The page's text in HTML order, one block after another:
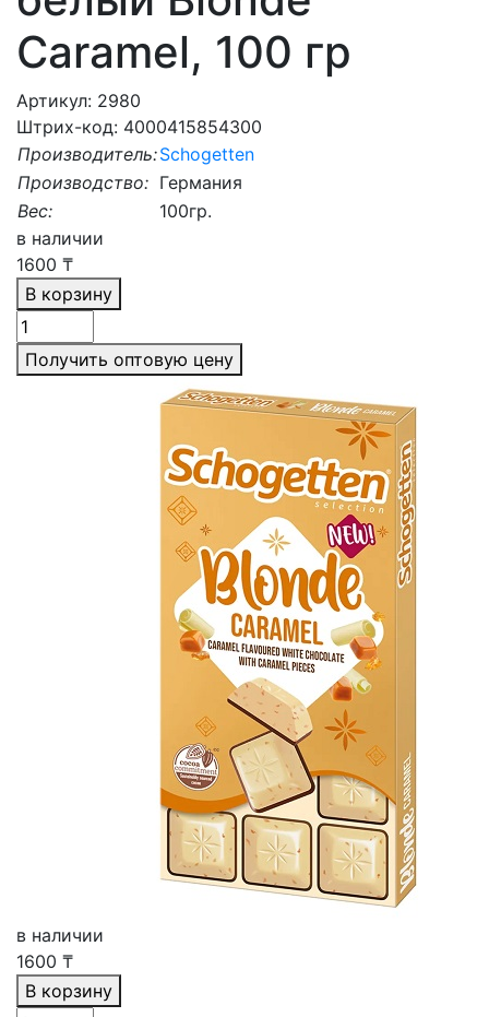
Caramel, 100 гр
Артикул: 2980
Штрих-код: 4000415854300
Производитель:Schogetten
Производство: Германия
Вес:
100гр.
в наличии
1600 ₸
В корзину
Получить оптовую цену
в наличии
1600 ₸
В корзину